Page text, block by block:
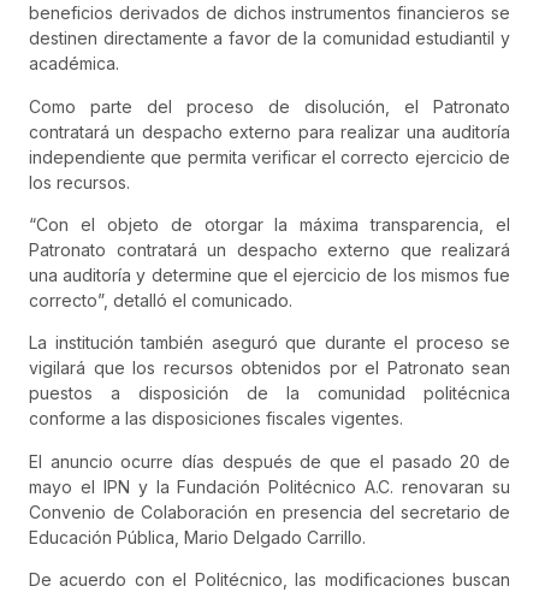
beneficios derivados de dichos instrumentos financieros se
destinen directamente a favor de la comunidad estudiantil y
académica.
Como parte del proceso de disolución, el Patronato
contratará un despacho externo para realizar una auditoría
independiente que permita verificar el correcto ejercicio de
los recursos.
“Con el objeto de otorgar la máxima transparencia, el
Patronato contratará un despacho externo que realizará
una auditoría y determine que el ejercicio de los mismos fue
correcto”, detalló el comunicado.
La institución también aseguró que durante el proceso se
vigilará que los recursos obtenidos por el Patronato sean
puestos a disposición de la comunidad politécnica
conforme a las disposiciones fiscales vigentes.
El anuncio ocurre días después de que el pasado 20 de
mayo el IPN y la Fundación Politécnico A.C. renovaran su
Convenio de Colaboración en presencia del secretario de
Educación Pública, Mario Delgado Carrillo.
De acuerdo con el Politécnico, las modificaciones buscan